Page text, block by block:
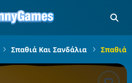
Σπαθιά Και Σανδάλια Σπαθιά